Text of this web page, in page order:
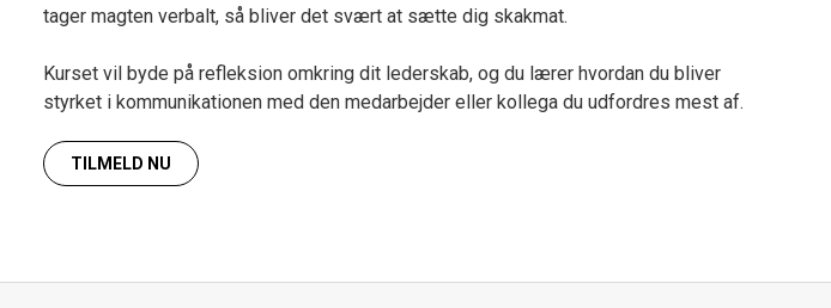
tager magten verbalt, så bliver det svært at sætte dig skakmat.
Kurset vil byde på refleksion omkring dit lederskab, og du lærer hvordan du bliver
styrket i kommunikationen med den medarbejder eller kollega du udfordres mest af.
TILMELD NU